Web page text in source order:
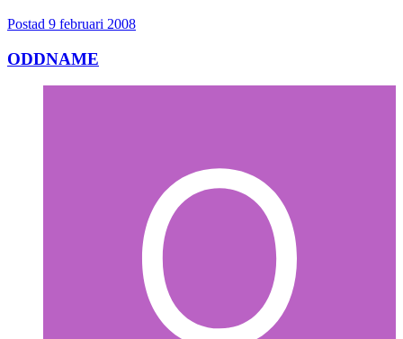
Postad 9 februari 2008
ODDNAME